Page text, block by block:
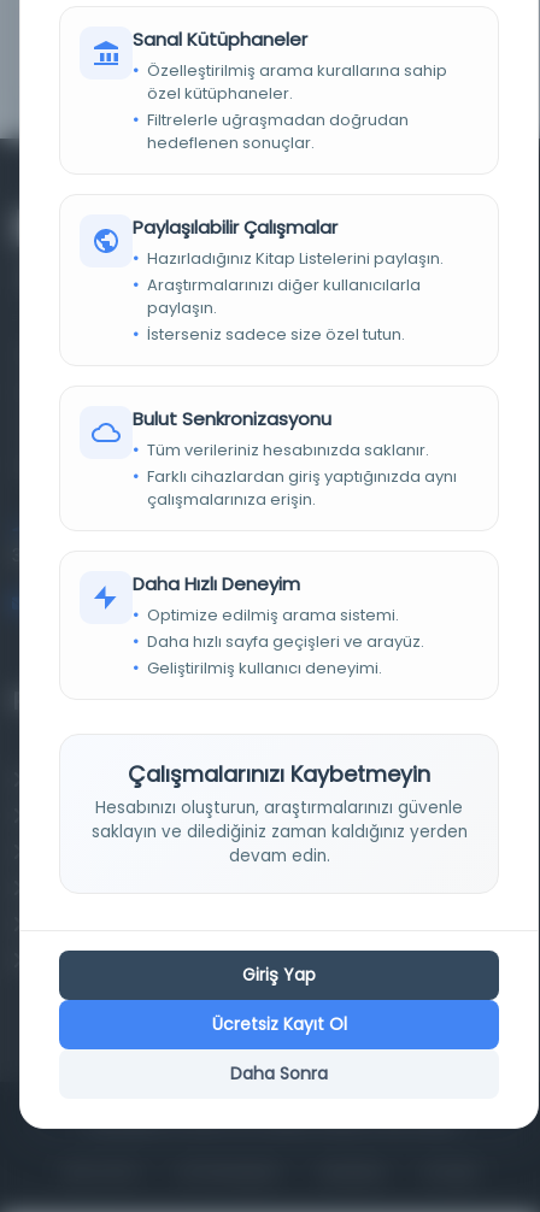
Arada 153-166 yapraklar boş. Sonda 175 ve 181
yapraklarda beyitler var. 176-180 ve 182-195
not var.
materyalleri bir araya getiren kapsamlı bir dijital
kütüphane ve meta katalog.
bilgi@osmanlica.com
Osmanlica.com
Aruz ve Hece Ölçüsü
Türkçe Metin Sıklık Analizi
Tarihi Dokümanlarda Görüntü İyileştirilmesi
Sanal Kütüphaneler
Özelleştirilmiş arama kurallarına sahip
özel kütüphaneler.
Filtrelerle uğraşmadan doğrudan
hedeflenen sonuçlar.
Paylaşılabilir Çalışmalar
Hazırladığınız Kitap Listelerini paylaşın.
Araştırmalarınızı diğer kullanıcılarla
paylaşın.
İsterseniz sadece size özel tutun.
Bulut Senkronizasyonu
Tüm verileriniz hesabınızda saklanır.
Farklı cihazlardan giriş yaptığınızda aynı
çalışmalarınıza erişin.
Daha Hızlı Deneyim
Optimize edilmiş arama sistemi.
Daha hızlı sayfa geçişleri ve arayüz.
Geliştirilmiş kullanıcı deneyimi.
Çalışmalarınızı Kaybetmeyin
Hesabınızı oluşturun, araştırmalarınızı güvenle
saklayın ve dilediğiniz zaman kaldığınız yerden
devam edin.
Giriş Yap
Ücretsiz Kayıt Ol
Daha Sonra